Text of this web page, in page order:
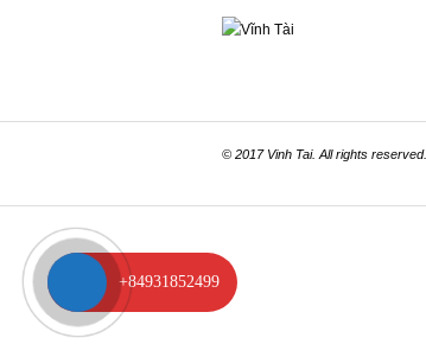
© 2017 Vinh Tai. All rights reserved.
+84931852499